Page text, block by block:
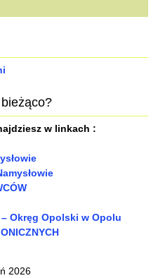
w linkach :
Okręg Opolski w Opolu
2026